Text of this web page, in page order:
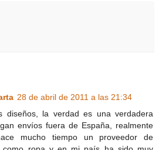
28 de abril de 2011 a las 21:34
diseños, la verdad es una verdadera
envíos fuera de España, realmente
mucho tiempo un proveedor de